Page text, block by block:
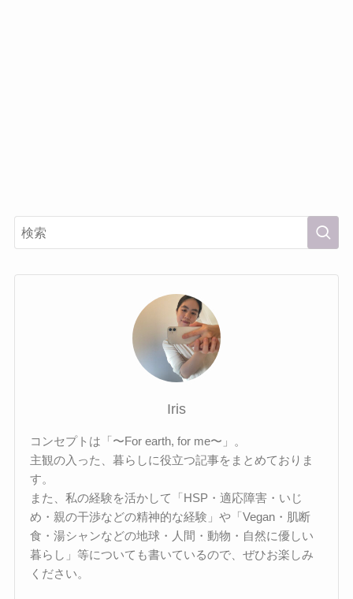
Iris
コンセプトは「〜For earth, for me〜」。
主観の入った、暮らしに役立つ記事をまとめておりま
す。
また、私の経験を活かして「HSP・適応障害・いじ
め・親の干渉などの精神的な経験」や「Vegan・肌断
食・湯シャンなどの地球・人間・動物・自然に優しい
暮らし」等についても書いているので、ぜひお楽しみ
ください。